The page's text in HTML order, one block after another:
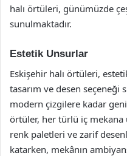
halı örtüleri, günümüzde
sunulmaktadır.
Estetik Unsurlar
Eskişehir halı örtüleri,
tasarım ve desen seçeneği
modern çizgilere kadar
örtüler, her türlü iç mekana
renk paletleri ve zarif
katarken, mekânın